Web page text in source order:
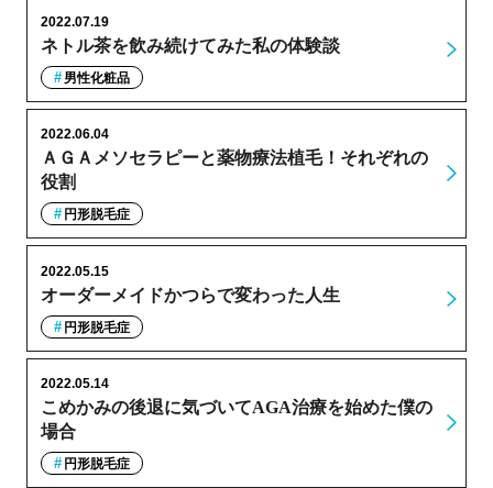
ネトル茶を飲み続けてみた私の体験談
2022.07.19
男性化粧品
ＡＧＡメソセラピーと薬物療法植毛！それぞれの
役割
2022.06.04
円形脱毛症
オーダーメイドかつらで変わった人生
2022.05.15
円形脱毛症
こめかみの後退に気づいてAGA治療を始めた僕の
場合
2022.05.14
円形脱毛症